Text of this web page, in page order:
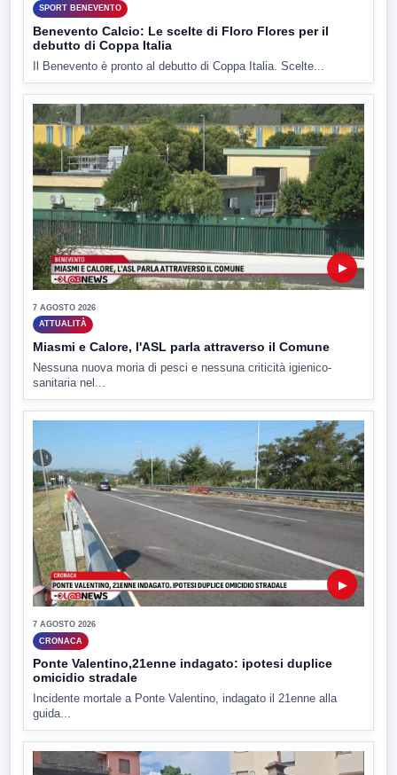
SPORT BENEVENTO
Benevento Calcio: Le scelte di Floro Flores per il
debutto di Coppa Italia
Il Benevento è pronto al debutto di Coppa Italia. Scelte...
▶
7 AGOSTO 2026
ATTUALITÀ
Miasmi e Calore, l'ASL parla attraverso il Comune
Nessuna nuova moria di pesci e nessuna criticità igienico-
sanitaria nel...
▶
7 AGOSTO 2026
CRONACA
Ponte Valentino,21enne indagato: ipotesi duplice
omicidio stradale
Incidente mortale a Ponte Valentino, indagato il 21enne alla
guida...